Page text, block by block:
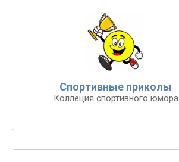
Спортивные приколы
Коллеция спортивного юмора